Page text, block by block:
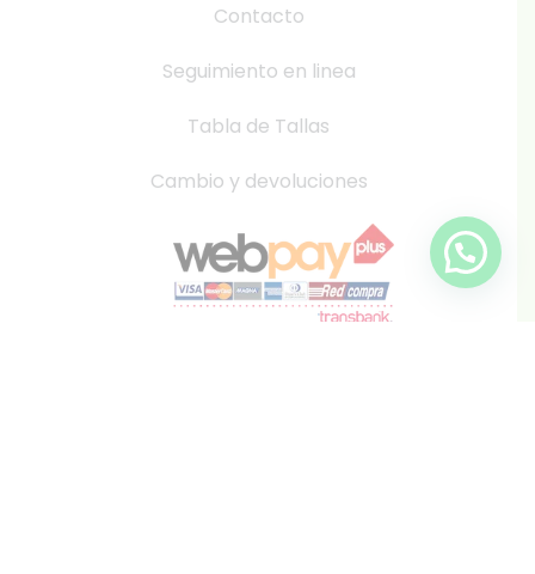
Contacto
Seguimiento en linea
Tabla de Tallas
Cambio y devoluciones